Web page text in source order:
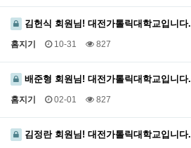
김헌식 회원님! 대전가톨릭대학교입니다.
홈지기 10-31 827
배준형 회원님! 대전가톨릭대학교입니다.
홈지기 02-01 827
김정란 회원님! 대전가톨릭대학교입니다.